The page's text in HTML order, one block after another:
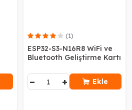
(1)
ESP32-S3-N16R8 WiFi ve
Bluetooth Geliştirme Kartı
− + Ekle